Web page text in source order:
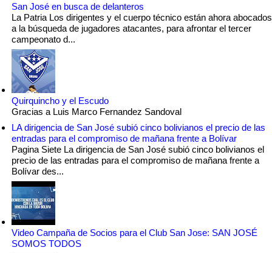
San José en busca de delanteros
La Patria Los dirigentes y el cuerpo técnico están ahora abocados
a la búsqueda de jugadores atacantes, para afrontar el tercer
campeonato d...
Quirquincho y el Escudo
Gracias a Luis Marco Fernandez Sandoval
LA dirigencia de San José subió cinco bolivianos el precio de las
entradas para el compromiso de mañana frente a Bolívar
Pagina Siete La dirigencia de San José subió cinco bolivianos el
precio de las entradas para el compromiso de mañana frente a
Bolívar des...
Video Campaña de Socios para el Club San Jose: SAN JOSÉ
SOMOS TODOS